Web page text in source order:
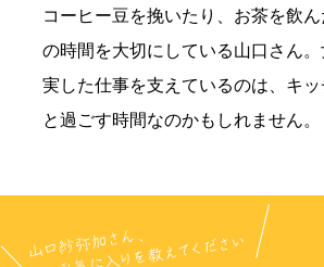
コーヒー豆を挽いたり、お茶を飲
の時間を大切にしている山口さん
実した仕事を支えているのは、キッ
と過ごす時間なのかもしれません。